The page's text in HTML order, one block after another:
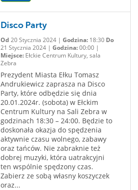
Disco Party
Od 20 Stycznia 2024 | Godzina:18:30 Do
21 Stycznia 2024 | Godzina:00:00 |
Miejsce:Ełckie Centrum Kultury, sala
Zebra
Prezydent Miasta Ełku Tomasz
Andrukiewicz zaprasza na Disco
Party, które odbędzie się dnia
20.01.2024r. (sobota) w Ełckim
Centrum Kultury na Sali Zebra w
godzinach 18:30 – 24:00. Będzie to
doskonała okazja do spędzenia
aktywnie czasu wolnego, zabawy
oraz tańców. Nie zabraknie też
dobrej muzyki, która uatrakcyjni
ten wspólnie spędzony czas.
Zabierz ze sobą własny koszyczek
oraz...